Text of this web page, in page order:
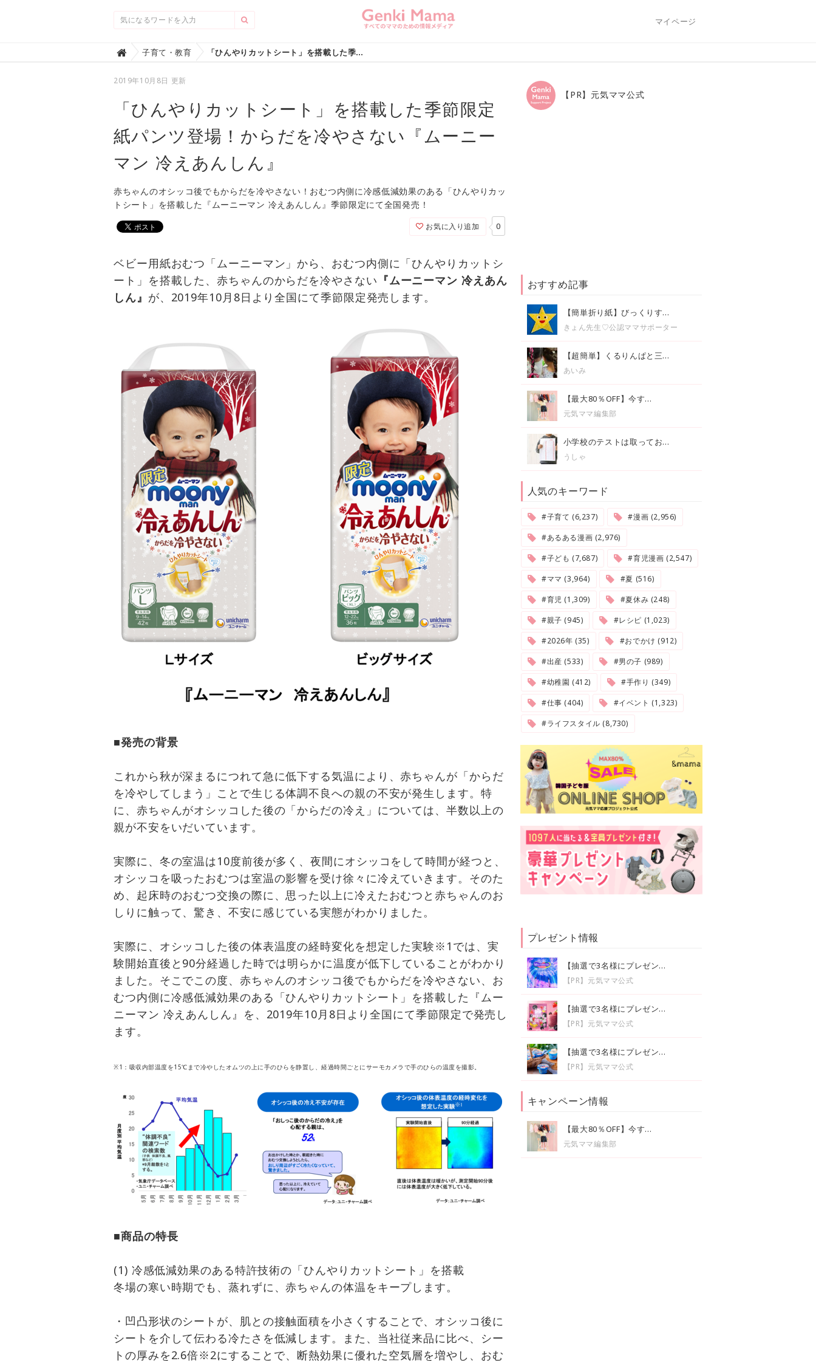
マイページ
Home子育て・教育 「ひんやりカットシート」を搭載した季節限定紙パンツ登場！からだを冷やさない『ムーニーマン 冷えあんしん』
2019年10月8日 更新
「ひんやりカットシート」を搭載した季節限定
紙パンツ登場！からだを冷やさない『ムーニー
マン 冷えあんしん』
赤ちゃんのオシッコ後でもからだを冷やさない！おむつ内側に冷感低減効果のある「ひんやりカッ
トシート」を搭載した『ムーニーマン 冷えあんしん』季節限定にて全国発売！
お気に入り追加 0
ベビー用紙おむつ「ムーニーマン」から、おむつ内側に「ひんやりカットシ
ート」を搭載した、赤ちゃんのからだを冷やさない 『ムーニーマン 冷えあん
しん』 が、2019年10月8日より全国にて季節限定発売します。
■発売の背景
これから秋が深まるにつれて急に低下する気温により、赤ちゃんが「からだ
を冷やしてしまう」ことで生じる体調不良への親の不安が発生します。特
に、赤ちゃんがオシッコした後の「からだの冷え」については、半数以上の
親が不安をいだいています。
実際に、冬の室温は10度前後が多く、夜間にオシッコをして時間が経つと、
オシッコを吸ったおむつは室温の影響を受け徐々に冷えていきます。そのた
め、起床時のおむつ交換の際に、思った以上に冷えたおむつと赤ちゃんのお
しりに触って、驚き、不安に感じている実態がわかりました。
実際に、オシッコした後の体表温度の経時変化を想定した実験※1では、実
験開始直後と90分経過した時では明らかに温度が低下していることがわかり
ました。そこでこの度、赤ちゃんのオシッコ後でもからだを冷やさない、お
むつ内側に冷感低減効果のある「ひんやりカットシート」を搭載した『ムー
ニーマン 冷えあんしん』を、2019年10月8日より全国にて季節限定で発売し
ます。
※1：吸収内部温度を15℃まで冷やしたオムツの上に手のひらを静置し、経過時間ごとにサーモカメラで手のひらの温度を撮影。
■商品の特長
(1) 冷感低減効果のある特許技術の「ひんやりカットシート」を搭載
冬場の寒い時期でも、蒸れずに、赤ちゃんの体温をキープします。
・凹凸形状のシートが、肌との接触面積を小さくすることで、オシッコ後に
シートを介して伝わる冷たさを低減します。また、当社従来品に比べ、シー
トの厚みを2.6倍※2にすることで、断熱効果に優れた空気層を増やし、おむ
【PR】元気ママ公式
おすすめ記事
【簡単折り紙】びっくりす...
きょん先生♡公認ママサポーター
【超簡単】くるりんぱと三...
あいみ
【最大80％OFF】今す...
元気ママ編集部
小学校のテストは取ってお...
うしゃ
人気のキーワード
#子育て (6,237)
#漫画 (2,956)
#あるある漫画 (2,976)
#子ども (7,687)
#育児漫画 (2,547)
#ママ (3,964)
#夏 (516)
#育児 (1,309)
#夏休み (248)
#親子 (945)
#レシピ (1,023)
#2026年 (35)
#おでかけ (912)
#出産 (533)
#男の子 (989)
#幼稚園 (412)
#手作り (349)
#仕事 (404)
#イベント (1,323)
#ライフスタイル (8,730)
プレゼント情報
【抽選で3名様にプレゼン...
【PR】元気ママ公式
【抽選で3名様にプレゼン...
【PR】元気ママ公式
【抽選で3名様にプレゼン...
【PR】元気ママ公式
キャンペーン情報
【最大80％OFF】今す...
元気ママ編集部